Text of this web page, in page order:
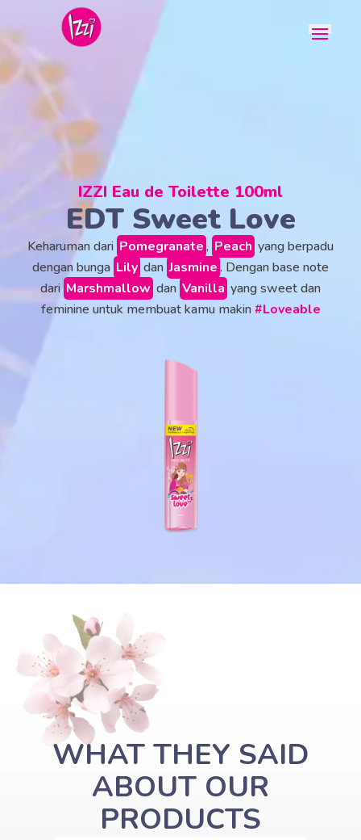
IZZI Eau de Toilette 100ml
EDT Sweet Love
Keharuman dari Pomegranate, Peach yang berpadu
dengan bunga Lily dan Jasmine. Dengan base note
dari Marshmallow dan Vanilla yang sweet dan
feminine untuk membuat kamu makin#Loveable
WHAT THEY SAID
ABOUT OUR
PRODUCTS